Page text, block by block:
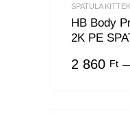
SPATULA KITTEK
HB Body
2K PE
2 860 Ft –